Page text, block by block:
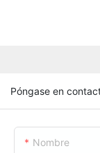
Póngase en
Nombre